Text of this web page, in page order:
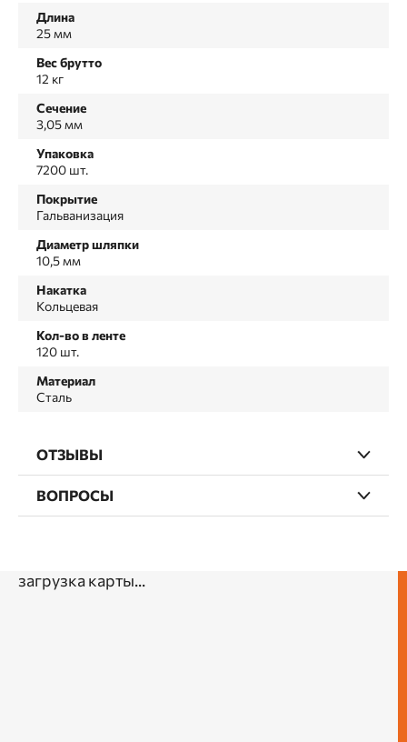
Длина
25 мм
Вес брутто
12 кг
Сечение
3,05 мм
Упаковка
7200 шт.
Покрытие
Гальванизация
Диаметр шляпки
10,5 мм
Накатка
Кольцевая
Кол-во в ленте
120 шт.
Материал
Сталь
ОТЗЫВЫ
ВОПРОСЫ
загрузка карты...